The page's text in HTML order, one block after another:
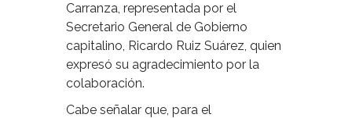
Carranza, representada por el
Secretario General de Gobierno
capitalino, Ricardo Ruiz Suárez, quien
expresó su agradecimiento por la
colaboración.
Cabe señalar que, para el